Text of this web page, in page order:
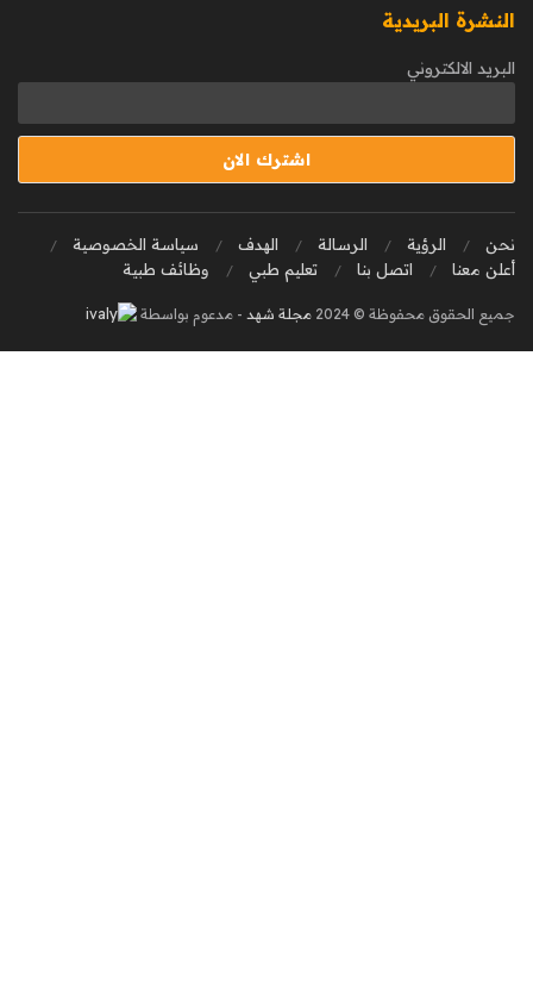
النشرة البريدية
البريد الالكتروني
نحن الرؤية الرسالة الهدف
سياسة الخصوصية
أعلن معنا
اتصل بنا تعليم طبي وظائف طبية
جميع الحقوق محفوظة © 2024 مجلة شهد - مدعوم بواسطة